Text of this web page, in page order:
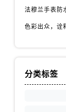
分类标签